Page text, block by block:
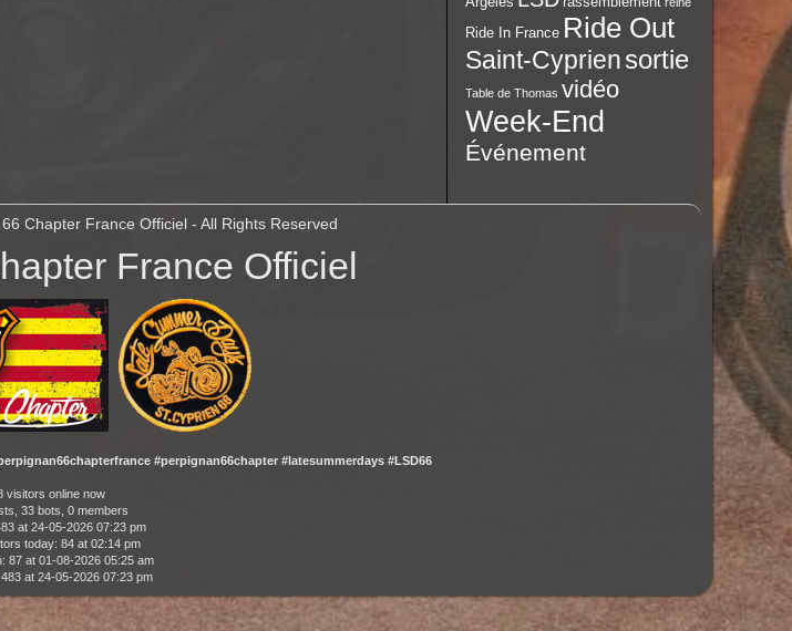
Ride In France Ride Out
Saint-Cypriensortie
Table de Thomas vidéo
Week-End
Événement
Chapter France Officiel - All Rights Reserved
France Officiel
#perpignan66chapter #latesummerdays #LSD66
visitors online now
33 bots, 0 members
at 24-05-2026 07:23 pm
today: 84 at 02:14 pm
87 at 01-08-2026 05:25 am
at 24-05-2026 07:23 pm